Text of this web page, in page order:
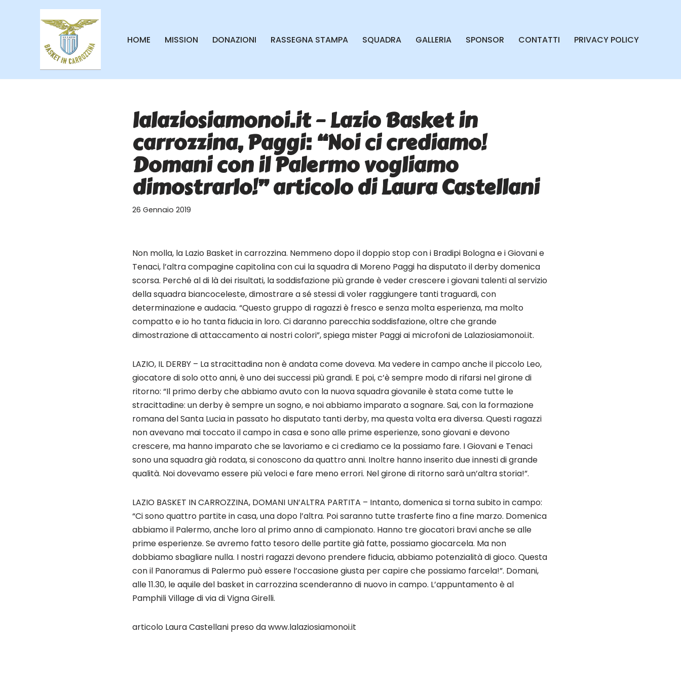
contenuto
HOME MISSION DONAZIONI RASSEGNA STAMPA SQUADRA GALLERIA SPONSOR CONTATTI PRIVACY POLICY
lalaziosiamonoi.it – Lazio Basket in
carrozzina, Paggi: “Noi ci crediamo!
Domani con il Palermo vogliamo
dimostrarlo!” articolo di Laura Castellani
26 Gennaio 2019
Non molla, la Lazio Basket in carrozzina. Nemmeno dopo il doppio stop con i Bradipi Bologna e i Giovani e
Tenaci, l’altra compagine capitolina con cui la squadra di Moreno Paggi ha disputato il derby domenica
scorsa. Perché al di là dei risultati, la soddisfazione più grande è veder crescere i giovani talenti al servizio
della squadra biancoceleste, dimostrare a sé stessi di voler raggiungere tanti traguardi, con
determinazione e audacia. “Questo gruppo di ragazzi è fresco e senza molta esperienza, ma molto
compatto e io ho tanta fiducia in loro. Ci daranno parecchia soddisfazione, oltre che grande
dimostrazione di attaccamento ai nostri colori”, spiega mister Paggi ai microfoni de Lalaziosiamonoi.it.
LAZIO, IL DERBY – La stracittadina non è andata come doveva. Ma vedere in campo anche il piccolo Leo,
giocatore di solo otto anni, è uno dei successi più grandi. E poi, c’è sempre modo di rifarsi nel girone di
ritorno: “Il primo derby che abbiamo avuto con la nuova squadra giovanile è stata come tutte le
stracittadine: un derby è sempre un sogno, e noi abbiamo imparato a sognare. Sai, con la formazione
romana del Santa Lucia in passato ho disputato tanti derby, ma questa volta era diversa. Questi ragazzi
non avevano mai toccato il campo in casa e sono alle prime esperienze, sono giovani e devono
crescere, ma hanno imparato che se lavoriamo e ci crediamo ce la possiamo fare. I Giovani e Tenaci
sono una squadra già rodata, si conoscono da quattro anni. Inoltre hanno inserito due innesti di grande
qualità. Noi dovevamo essere più veloci e fare meno errori. Nel girone di ritorno sarà un’altra storia!”.
LAZIO BASKET IN CARROZZINA, DOMANI UN’ALTRA PARTITA – Intanto, domenica si torna subito in campo:
“Ci sono quattro partite in casa, una dopo l’altra. Poi saranno tutte trasferte fino a fine marzo. Domenica
abbiamo il Palermo, anche loro al primo anno di campionato. Hanno tre giocatori bravi anche se alle
prime esperienze. Se avremo fatto tesoro delle partite già fatte, possiamo giocarcela. Ma non
dobbiamo sbagliare nulla. I nostri ragazzi devono prendere fiducia, abbiamo potenzialità di gioco. Questa
con il Panoramus di Palermo può essere l’occasione giusta per capire che possiamo farcela!”. Domani,
alle 11.30, le aquile del basket in carrozzina scenderanno di nuovo in campo. L’appuntamento è al
Pamphili Village di via di Vigna Girelli.
articolo Laura Castellani preso da www.lalaziosiamonoi.it